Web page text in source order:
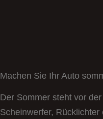
Machen Sie Ihr Auto
Der Sommer steht vor
Scheinwerfer,